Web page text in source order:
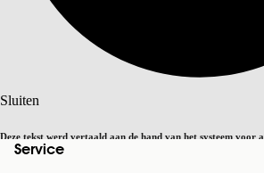
Sluiten
Deze tekst werd vertaald aan de hand van het systeem voor
Salesforce. U vindt
Service